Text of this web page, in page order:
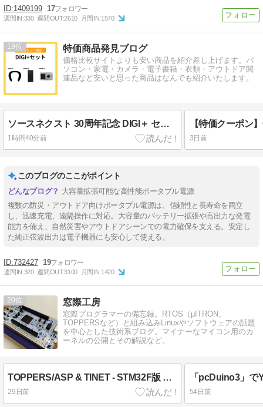
1409199 17
週間IN:330 週間OUT:2610 月間IN:1570
19 特価商品発見ブログ
価格比較サイトよりも安い商品を紹介差し上げます。パ
ソコン・家電・カメラ・電子書籍・衣類・アウトドア関
連品など安いと思った商品はなんでも紹介いたします。
ソースネクスト 30周年記念 DIGI＋ セット
1時間40分前 3日前
このブログのここがポイント
大容量拡張可能な高性能ポータブル電源
複数の防災・アウトドア向けポータブル電源は、信頼性と長寿命を両立
し、迅速充電、遠隔操作に対応。大容量のバッテリー拡張や高出力な発電
能力を備え、自然災害やアウトドアシーンでの電力確保を支える。安定し
た純正弦波出力は電子機器にも安心して使える。
732427 19
週間IN:320 週間OUT:3100 月間IN:1420
20 窓際工房
窓際プログラマーの備忘録。RTOS（μITRON、
TOPPERSなど）と組み込みLinuxやソフトウェアの話題
を中心とした技術系ブログ。マイナーなマイコン用のカ
ーネルの公開とその解説など。
TOPPERS/ASP & TINET - STM32F版 その１
29日前
「pcDuino3」
54日前